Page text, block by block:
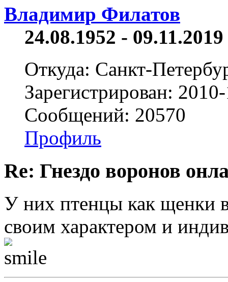
Владимир Филатов
24.08.1952 -
Откуда: Санкт-
Зарегистрирован:
Сообщений: 20570
Профиль
Re: Гнездо воронов
У них птенцы как щенки
своим характером и